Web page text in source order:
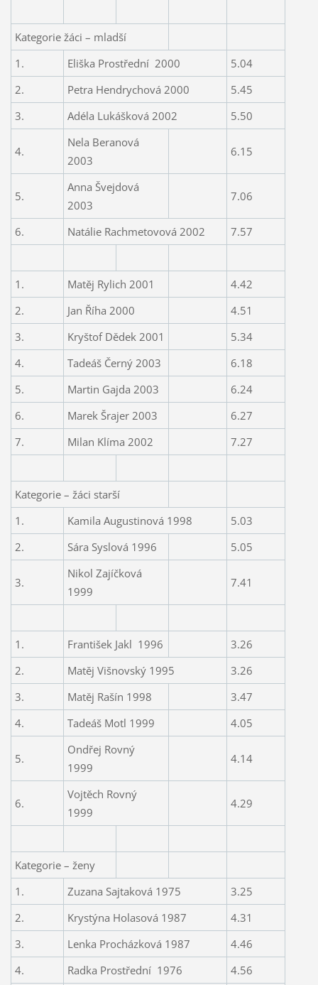
Kategorie žáci – mladší
1.
Eliška Prostřední 2000
5.04
2.
Petra Hendrychová 2000
5.45
3.
Adéla Lukášková 2002 5.50
4.
Nela Beranová
2003
6.15
5.
Anna Švejdová
2003
7.06
6. Natálie Rachmetovová 2002 7.57
1. Matěj Rylich 2001
4.42
2.
Jan Říha 2000
4.51
3.
Kryštof Dědek 2001
5.34
4.
Tadeáš Černý 2003
6.18
5.
Martin Gajda 2003
6.24
6.
Marek Šrajer 2003
6.27
7.
Milan Klíma 2002 7.27
Kategorie – žáci starší
1.
Kamila Augustinová 1998
5.03
2.
Sára Syslová 1996 5.05
3.
Nikol Zajíčková
1999
7.41
1. František Jakl 1996
3.26
2.
Matěj Višnovský 1995
3.26
3.
Matěj Rašín 1998
3.47
4.
Tadeáš Motl 1999 4.05
5.
Ondřej Rovný
1999
4.14
6.
Vojtěch Rovný
1999
4.29
Kategorie – ženy
1.
Zuzana Sajtaková 1975
3.25
2.
Krystýna Holasová 1987
4.31
3.
Lenka Procházková 1987
4.46
4.
Radka Prostřední 1976 4.56